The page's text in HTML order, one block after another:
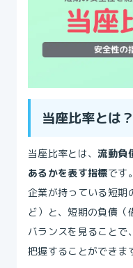
当座比率とは？
当座比率とは、 流動負
あるかを表す指標です。
企業が持っている短期
ど）と、短期の負債（
バランスを見ることで
把握することができま